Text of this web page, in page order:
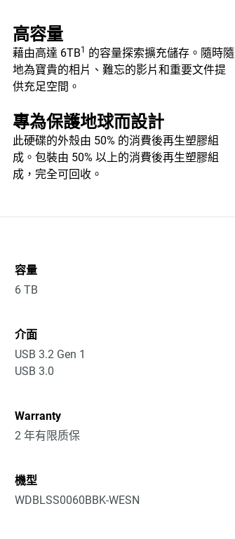
高容量
藉由高達 6TB1
的容量探索擴充儲存。隨時隨
地為寶貴的相片、難忘的影片和重要文件提
供充足空間。
專為保護地球而設計
此硬碟的外殼由 50% 的消費後再生塑膠組
成。包裝由 50% 以上的消費後再生塑膠組
成，完全可回收。
容量
6 TB
介面
USB 3.2 Gen 1
USB 3.0
Warranty
2 年有限质保
機型
WDBLSS0060BBK-WESN